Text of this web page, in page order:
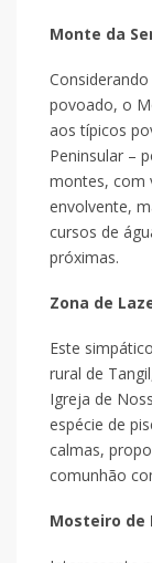
Monte da
povoado, o
aos típicos
Peninsular –
montes, com
envolvente,
cursos de
próximas.
Zona de
Este
rural de
Igreja de
espécie de
calmas,
comunhão
Mosteiro de